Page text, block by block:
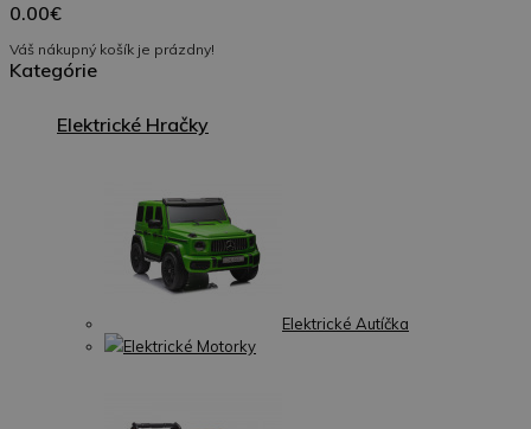
0.00€
Váš nákupný košík je prázdny!
Kategórie
Elektrické Hračky
Elektrické Autíčka
Elektrické Motorky